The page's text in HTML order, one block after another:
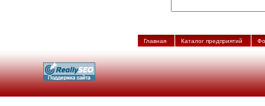
Главная Каталог предприятий